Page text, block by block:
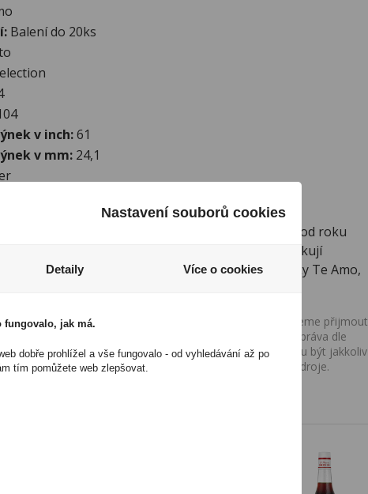
Balení do 20ks
v inch:61
v mm: 24,1
jsou celosvětově velmi oblíbené. Rodinná firma od roku
mexického tabákového průmyslu. Produkují
kvalitní tabák a vyrábí proslavené doutníky značky Te Amo,
mexický výběrový doutník na světě.
informace o výrobcích pravidelně aktualizovány, nemůžeme přijmout
jakékoliv nesprávné informace. To však nemá vliv na Vaše práva dle
jsou podávány pouze pro osobní použití a nemohou být jakkoliv
souhlasu DonPealo ani bez řádného uvedení zdroje.
Nastavení souborů cookies
Detaily Více o cookies
fungovalo, jak má.
dobře prohlížel a vše fungovalo - od vyhledávání až po
tím pomůžete web zlepšovat.